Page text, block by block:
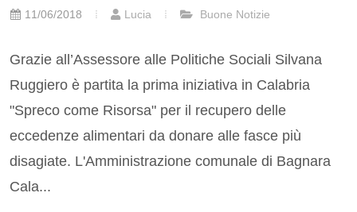
11/06/2018 Lucia Buone Notizie
Grazie all’Assessore alle Politiche Sociali Silvana
Ruggiero è partita la prima iniziativa in Calabria
"Spreco come Risorsa" per il recupero delle
eccedenze alimentari da donare alle fasce più
disagiate. L'Amministrazione comunale di Bagnara
Cala...